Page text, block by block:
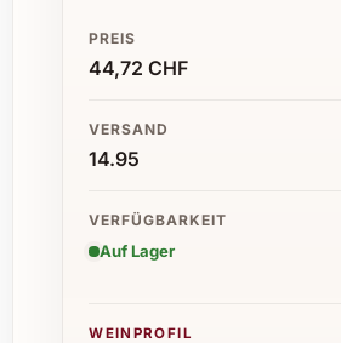
PREIS
44,72 CHF
VERSAND
14.95
VERFÜGBARKEIT
Auf Lager
WEINPROFIL